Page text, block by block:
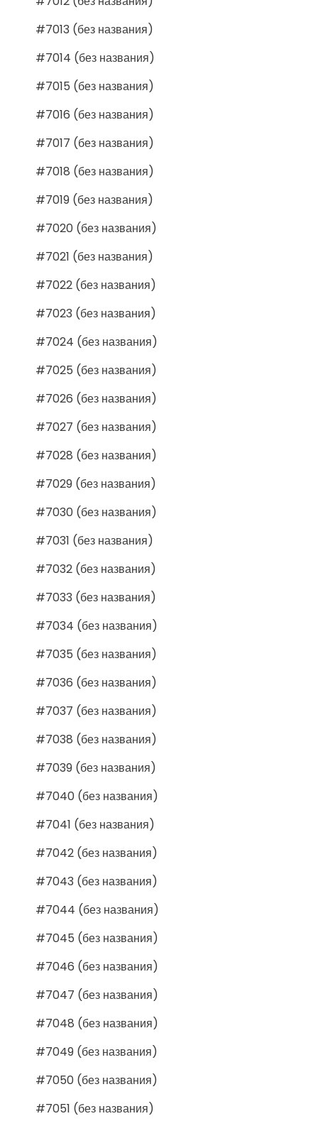
#7013 (без названия)
#7014 (без названия)
#7015 (без названия)
#7016 (без названия)
#7017 (без названия)
#7018 (без названия)
#7019 (без названия)
#7020 (без названия)
#7021 (без названия)
#7022 (без названия)
#7023 (без названия)
#7024 (без названия)
#7025 (без названия)
#7026 (без названия)
#7027 (без названия)
#7028 (без названия)
#7029 (без названия)
#7030 (без названия)
#7031 (без названия)
#7032 (без названия)
#7033 (без названия)
#7034 (без названия)
#7035 (без названия)
#7036 (без названия)
#7037 (без названия)
#7038 (без названия)
#7039 (без названия)
#7040 (без названия)
#7041 (без названия)
#7042 (без названия)
#7043 (без названия)
#7044 (без названия)
#7045 (без названия)
#7046 (без названия)
#7047 (без названия)
#7048 (без названия)
#7049 (без названия)
#7050 (без названия)
#7051 (без названия)